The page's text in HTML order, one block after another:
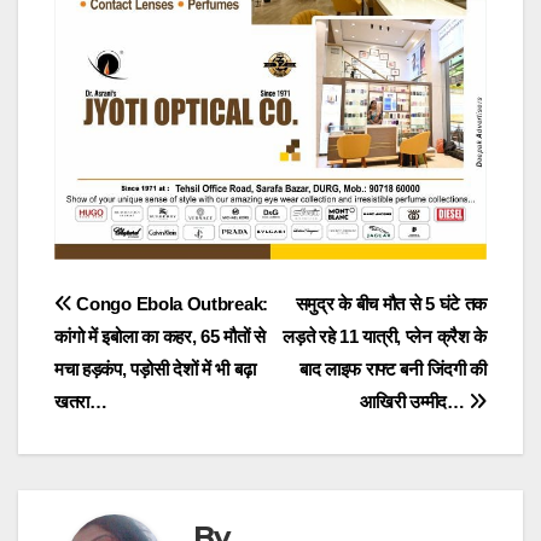
Post
navigation
समुद्र के बीच मौत से 5 घंटे तक
लड़ते रहे 11 यात्री, प्लेन क्रैश के
बाद लाइफ राफ्ट बनी जिंदगी की
आखिरी उम्मीद…
Congo Ebola Outbreak:
कांगो में इबोला का कहर, 65 मौतों से
मचा हड़कंप, पड़ोसी देशों में भी बढ़ा
खतरा…